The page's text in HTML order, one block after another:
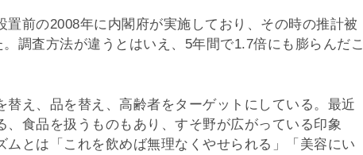
前の2008年に内閣府が実施しており、その時の推計被
調査方法が違うとはいえ、5年間で1.7倍にも膨らんだこ
替え、品を替え、高齢者をターゲットにしている。最近
、食品を扱うものもあり、すそ野が広がっている印象
ムとは「これを飲めば無理なくやせられる」「美容にい